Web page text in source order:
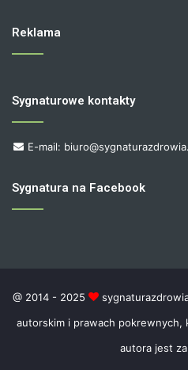
Reklama
Sygnaturowe kontakty
E-mail:
Sygnatura na Facebook
@ 2014 - 2025
autorskim i prawach
autora jest